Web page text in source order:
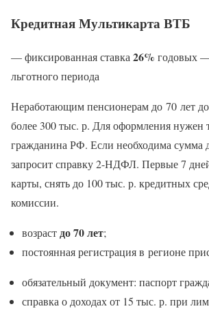
Кредитная Мультикарта ВТБ
— фиксированная ставка 26% годовых
льготного периода
Неработающим пенсионерам до 70 лет
более 300 тыс. р. Для оформления нужен
гражданина РФ. Если необходима сумма
запросит справку 2-НДФЛ. Первые 7
карты, снять до 100 тыс. р. кредитных
комиссии.
возрастдо 70 лет;
постоянная регистрация в регионе
обязательный документ: паспорт
справка о доходах от 15 тыс. р. при